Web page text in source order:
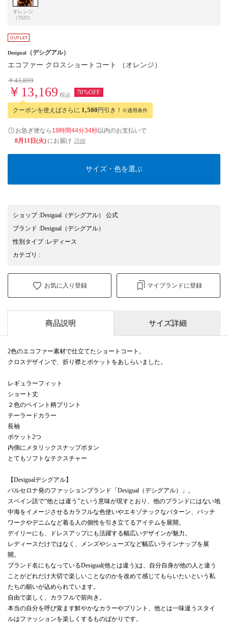
オレンジ
（7023）
Desigual （デシグアル）
エコファー クロスショートコート （オレンジ）
￥43,899
￥13,169 税込 70%OFF
クーポンを使えばさらに 1,500円引き！ ※適用条件
お急ぎ便なら 18時間44分33秒以内のお支払いで
8月11日(火) にお届け 詳細
サイズ・色を選ぶ
ショップ:Desigual（デシグアル） 公式
ブランド :Desigual （デシグアル）
性別タイプ:レディース
カテゴリ :
お気に入り登録 マイブランドに登録
商品説明 サイズ詳細
2色のエコファー素材で仕立てたショートコート。
クロスデザインで、折り襟とポケットをあしらいました。
レギュラーフィット
ショート丈
２色のペイント柄プリント
テーラードカラー
長袖
ポケット2つ
内側にメタリックスナップボタン
とてもソフトなテクスチャー
【Desigualデシグアル】
バルセロナ発のファッションブランド「Desigual（デシグアル）」。
スペイン語で“他とは違う”という意味が現すとおり、他のブランドにはない地
中海をイメージさせるカラフルな色使いやエキゾチックなパターン、パッチ
ワークやデニムなど着る人の個性を引き立てるアイテムを展開。
デイリーにも、ドレスアップにも活躍する幅広いデザインが魅力。
レディースだけではなく、メンズやシューズなど幅広いラインナップを展
開。
ブランド名にもなっているDesigual(他とは違う)は、自分自身が他の人と違う
ことがどれだけ大切で楽しいことなのかを改めて感じてもらいたいという私
たちの願いが込められています。
自由で楽しく、カラフルで前向き。
本当の自分を呼び覚ます鮮やかなカラーやプリント、他とは一味違うスタイ
ルはファッションを楽しくするものばかりです。